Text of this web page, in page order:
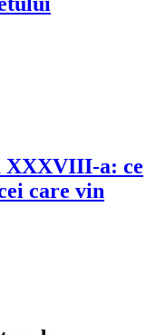
XXXVIII-a: ce
care vin